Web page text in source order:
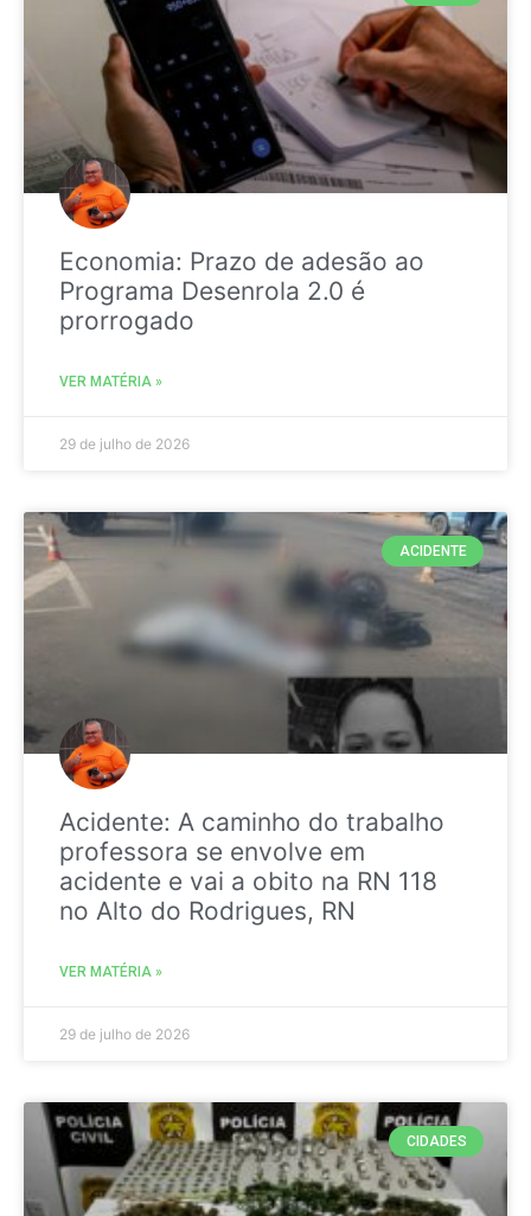
Economia: Prazo de adesão ao
Programa Desenrola 2.0 é
prorrogado
VER MATÉRIA »
29 de julho de 2026
ACIDENTE
Acidente: A caminho do trabalho
professora se envolve em
acidente e vai a obito na RN 118
no Alto do Rodrigues, RN
VER MATÉRIA »
29 de julho de 2026
CIDADES